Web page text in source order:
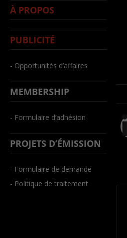
À PROPOS
PUBLICITÉ
- Opportunités d’affaires
MEMBERSHIP
- Formulaire d’adhésion
PROJETS D’ÉMISSION
- Formulaire de demande
- Politique de traitement